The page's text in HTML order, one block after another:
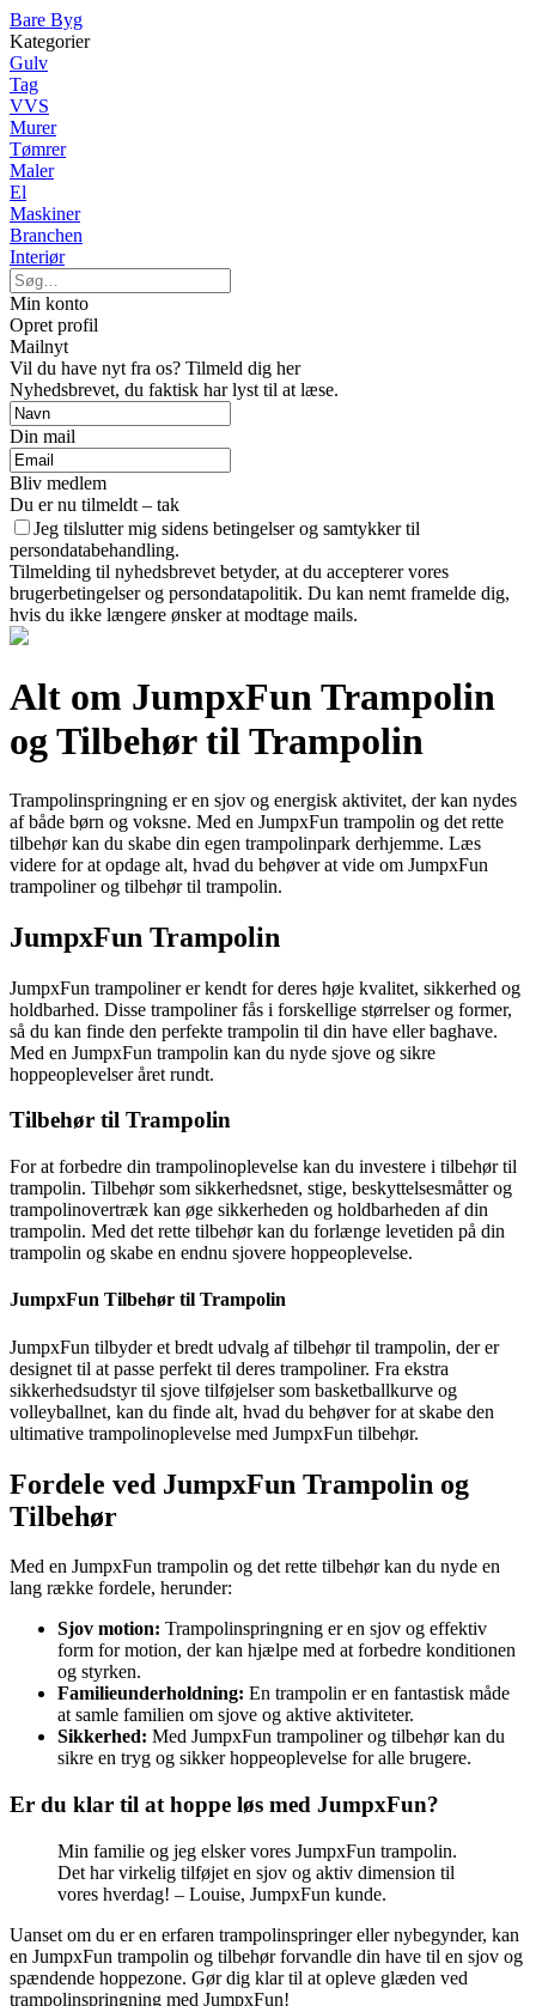
Bare Byg
Kategorier
Gulv
Tag
VVS
Murer
Tømrer
Maler
El
Maskiner
Branchen
Interiør
Min konto
Opret profil
Mailnyt
Vil du have nyt fra os? Tilmeld dig her
Nyhedsbrevet, du faktisk har lyst til at læse.
Din mail
Bliv medlem
Du er nu tilmeldt – tak
Jeg tilslutter mig sidens betingelser og samtykker til
persondatabehandling.
Tilmelding til nyhedsbrevet betyder, at du accepterer vores
brugerbetingelser og persondatapolitik. Du kan nemt framelde dig,
hvis du ikke længere ønsker at modtage mails.
Alt om JumpxFun Trampolin
og Tilbehør til Trampolin
Trampolinspringning er en sjov og energisk aktivitet, der kan nydes
af både børn og voksne. Med en JumpxFun trampolin og det rette
tilbehør kan du skabe din egen trampolinpark derhjemme. Læs
videre for at opdage alt, hvad du behøver at vide om JumpxFun
trampoliner og tilbehør til trampolin.
JumpxFun Trampolin
JumpxFun trampoliner er kendt for deres høje kvalitet, sikkerhed og
holdbarhed. Disse trampoliner fås i forskellige størrelser og former,
så du kan finde den perfekte trampolin til din have eller baghave.
Med en JumpxFun trampolin kan du nyde sjove og sikre
hoppeoplevelser året rundt.
Tilbehør til Trampolin
For at forbedre din trampolinoplevelse kan du investere i tilbehør til
trampolin. Tilbehør som sikkerhedsnet, stige, beskyttelsesmåtter og
trampolinovertræk kan øge sikkerheden og holdbarheden af din
trampolin. Med det rette tilbehør kan du forlænge levetiden på din
trampolin og skabe en endnu sjovere hoppeoplevelse.
JumpxFun Tilbehør til Trampolin
JumpxFun tilbyder et bredt udvalg af tilbehør til trampolin, der er
designet til at passe perfekt til deres trampoliner. Fra ekstra
sikkerhedsudstyr til sjove tilføjelser som basketballkurve og
volleyballnet, kan du finde alt, hvad du behøver for at skabe den
ultimative trampolinoplevelse med JumpxFun tilbehør.
Fordele ved JumpxFun Trampolin og
Tilbehør
Med en JumpxFun trampolin og det rette tilbehør kan du nyde en
lang række fordele, herunder:
Sjov motion: Trampolinspringning er en sjov og effektiv
form for motion, der kan hjælpe med at forbedre konditionen
og styrken.
Familieunderholdning: En trampolin er en fantastisk måde
at samle familien om sjove og aktive aktiviteter.
Sikkerhed: Med JumpxFun trampoliner og tilbehør kan du
sikre en tryg og sikker hoppeoplevelse for alle brugere.
Er du klar til at hoppe løs med JumpxFun?
Min familie og jeg elsker vores JumpxFun trampolin.
Det har virkelig tilføjet en sjov og aktiv dimension til
vores hverdag! – Louise, JumpxFun kunde.
Uanset om du er en erfaren trampolinspringer eller nybegynder, kan
en JumpxFun trampolin og tilbehør forvandle din have til en sjov og
spændende hoppezone. Gør dig klar til at opleve glæden ved
trampolinspringning med JumpxFun!